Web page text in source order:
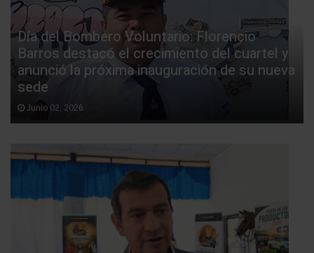
Día del Bombero Voluntario: Florencio
Barros destacó el crecimiento del cuartel y
anunció la próxima inauguración de su nueva
sede
Junio 02, 2026